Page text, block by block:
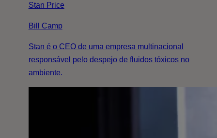
Stan Price
Bill Camp
Stan é o CEO de uma empresa multinacional
responsável pelo despejo de fluidos tóxicos no
ambiente.